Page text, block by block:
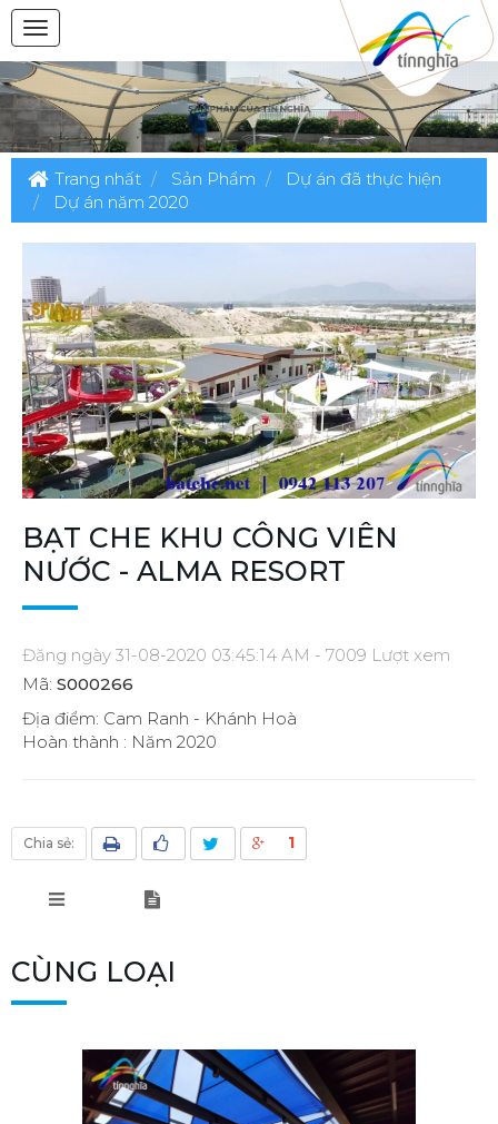
Trang nhất Sản Phẩm
Dự án đã thực hiện
Dự án năm 2020
BẠT CHE KHU CÔNG VIÊN
NƯỚC - ALMA RESORT
Đăng ngày 31-08-2020 03:45:14 AM - 7009 Lượt xem
Mã: S000266
Địa điểm: Cam Ranh - Khánh Hoà
Hoàn thành : Năm 2020
Chia sẻ: 1
CÙNG LOẠI